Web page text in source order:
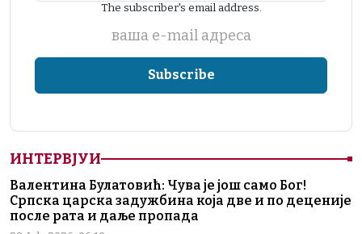
The subscriber's email address.
ваша е-mail адреса
ИНТЕРВЈУИ
Валентина Булатовић: Чува је још само Бог!
Српска царска задужбина која две и по деценије
после рата и даље пропада